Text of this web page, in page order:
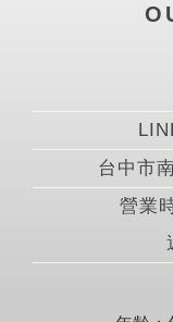
台中市
營業